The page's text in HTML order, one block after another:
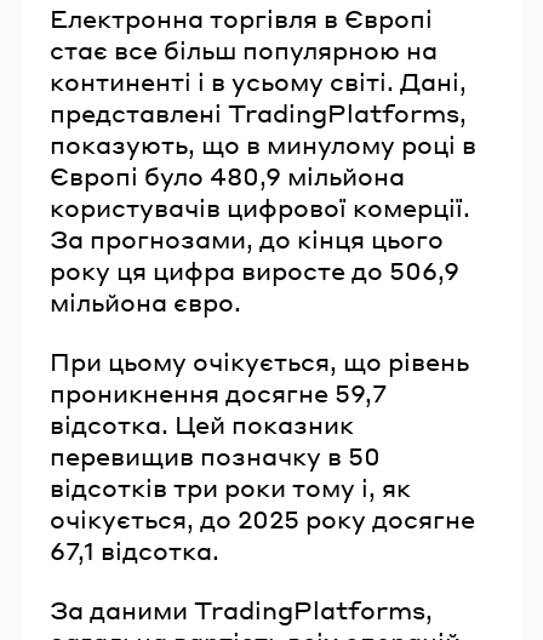
Електронна торгівля в Європі
стає все більш популярною на
континенті і в усьому світі. Дані,
представлені TradingPlatforms,
показують, що в минулому році в
Європі було 480,9 мільйона
користувачів цифрової комерції.
За прогнозами, до кінця цього
року ця цифра виросте до 506,9
мільйона євро.
При цьому очікується, що рівень
проникнення досягне 59,7
відсотка. Цей показник
перевищив позначку в 50
відсотків три роки тому і, як
очікується, до 2025 року досягне
67,1 відсотка.
За даними TradingPlatforms,